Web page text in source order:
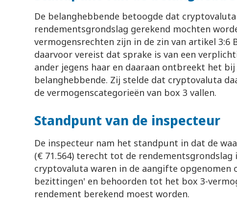
De belanghebbende betoogde dat
rendementsgrondslag gerekend mochten
vermogensrechten zijn in de zin van artikel 3:6
daarvoor vereist dat sprake is van een
ander jegens haar en daaraan ontbreekt het
belanghebbende. Zij stelde dat cryptovaluta
de vermogenscategorieën van box 3 vallen.
Standpunt van de inspecteur
De inspecteur nam het standpunt in dat de
(€ 71.564) terecht tot de rendementsgrondslag
cryptovaluta waren in de aangifte opgenomen
bezittingen' en behoorden tot het box 3-
rendement berekend moest worden.